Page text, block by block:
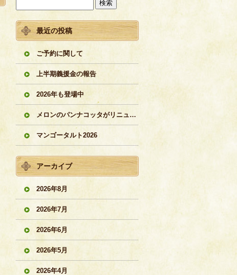
最近の投稿
ご予約に関して
上半期義援金の報告
2026年も登場中
メロンのパンナコッタがリニューアル
マンゴータルト2026
アーカイブ
2026年8月
2026年7月
2026年6月
2026年5月
2026年4月